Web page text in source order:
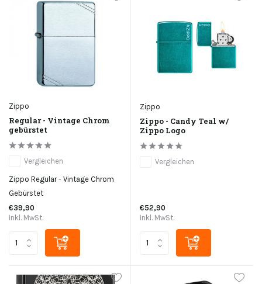
Zippo
Regular - Vintage Chrom
gebürstet
Vergleichen
Zippo Regular - Vintage Chrom
Gebürstet
€39,90
Inkl. MwSt.
Zippo
Zippo - Candy Teal w/
Zippo Logo
Vergleichen
€52,90
Inkl. MwSt.